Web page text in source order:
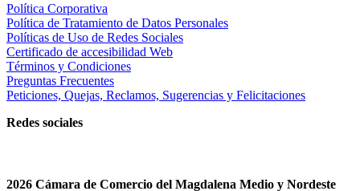
Política Corporativa
Política de Tratamiento de Datos Personales
Políticas de Uso de Redes Sociales
Certificado de accesibilidad Web
Términos y Condiciones
Preguntas Frecuentes
Peticiones, Quejas, Reclamos, Sugerencias y Felicitaciones
Redes sociales
2026 Cámara de Comercio del Magdalena Medio y Nordeste